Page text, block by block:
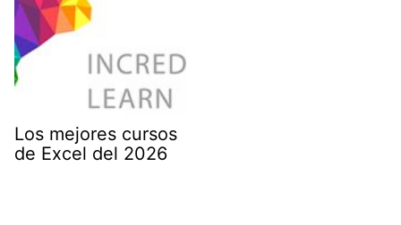
Los mejores cursos
de Excel del 2026